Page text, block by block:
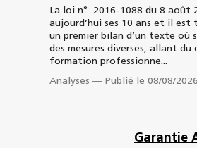
La loi n° 2016-1088 du 8 août
aujourd’hui ses 10 ans et il est
un premier bilan d’un texte où
des mesures diverses, allant
formation professionne...
Analyses — Publié le 08/08/2026
Garantie